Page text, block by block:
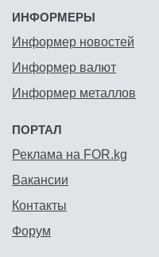
ИНФОРМЕРЫ
Информер новостей
Информер валют
Информер металлов
ПОРТАЛ
Реклама на FOR.kg
Вакансии
Контакты
Форум